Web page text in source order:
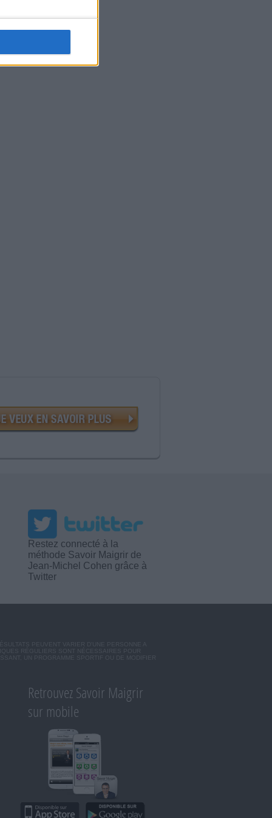
Restez connecté à la
méthode Savoir Maigrir de
Jean-Michel Cohen grâce à
Twitter
PEUVENT VARIER D'UNE PERSONNE A
RÉGULIERS SONT NÉCESSAIRES POUR
UN PROGRAMME SPORTIF OU DE MODIFIER
Retrouvez Savoir Maigrir
sur mobile